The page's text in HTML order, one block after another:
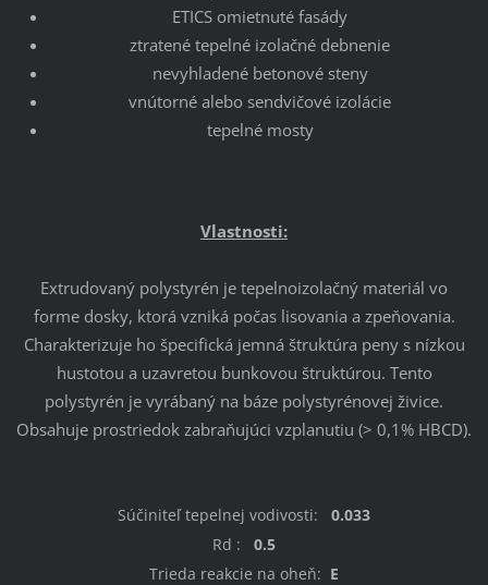
ETICS omietnuté fasády
ztratené tepelné izolačné debnenie
nevyhladené betonové steny
vnútorné alebo sendvičové izolácie
tepelné mosty
Vlastnosti:
Extrudovaný polystyrén je tepelnoizolačný materiál vo
forme dosky, ktorá vzniká počas lisovania a zpeňovania.
Charakterizuje ho špecifická jemná štruktúra peny s nízkou
hustotou a uzavretou bunkovou štruktúrou. Tento
polystyrén je vyrábaný na báze polystyrénovej živice.
Obsahuje prostriedok zabraňujúci vzplanutiu (> 0,1% HBCD).
Súčiniteľ tepelnej vodivosti: 0.033
Rd : 0.5
Trieda reakcie na oheň: E